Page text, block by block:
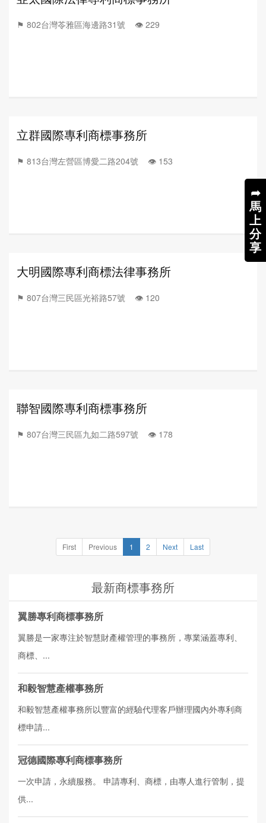
➦
馬
上
分
享
⚑ 802台灣苓雅區海邊路31號 👁️‍ 229
立群國際專利商標事務所
⚑ 813台灣左營區博愛二路204號 👁️‍ 153
大明國際專利商標法律事務所
⚑ 807台灣三民區光裕路57號 👁️‍ 120
聯智國際專利商標事務所
⚑ 807台灣三民區九如二路597號 👁️‍ 178
First Previous 1 2 Next Last
最新商標事務所
翼勝專利商標事務所
翼勝是一家專注於智慧財產權管理的事務所，專業涵蓋專利、
商標、...
和毅智慧產權事務所
和毅智慧產權事務所以豐富的經驗代理客戶辦理國內外專利商
標申請...
冠德國際專利商標事務所
一次申請，永續服務。 申請專利、商標，由專人進行管制，提
供...